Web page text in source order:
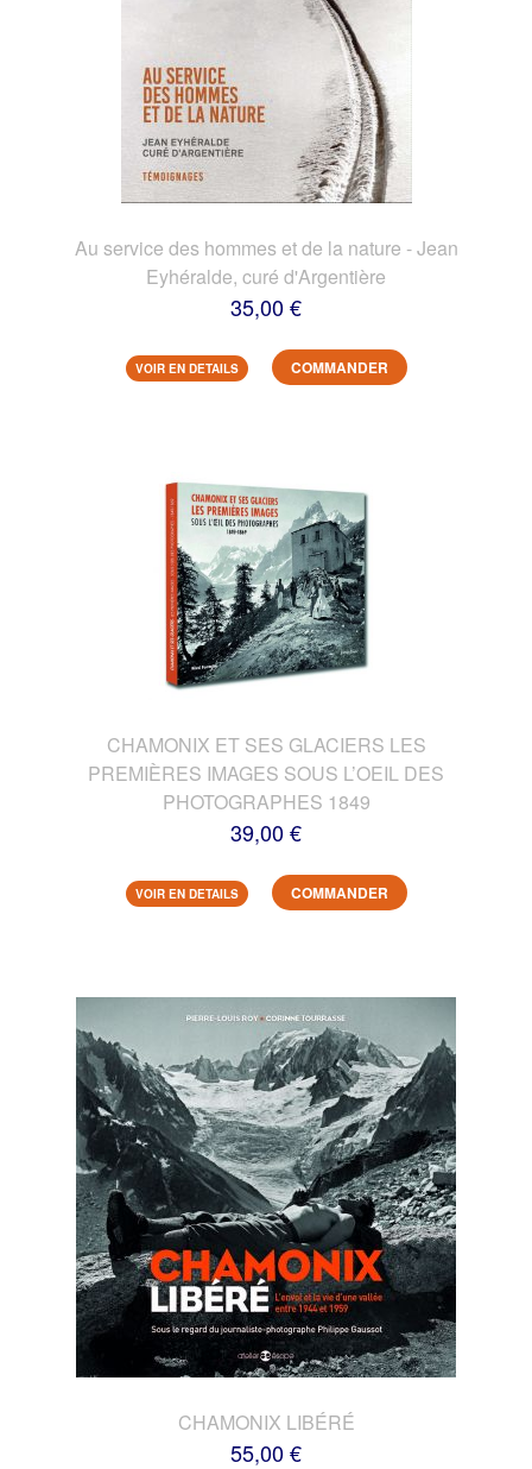
Au service des hommes et de la nature - Jean
Eyhéralde, curé d'Argentière
35,00 €
VOIR EN DETAILS COMMANDER
CHAMONIX ET SES GLACIERS LES
PREMIÈRES IMAGES SOUS L’OEIL DES
PHOTOGRAPHES 1849
39,00 €
VOIR EN DETAILS COMMANDER
CHAMONIX LIBÉRÉ
55,00 €